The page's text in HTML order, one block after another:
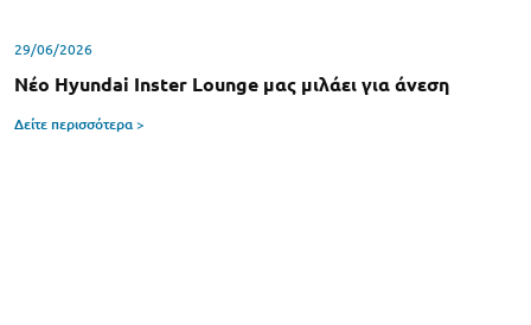
29/06/2026
Νέο Hyundai Inster Lounge μας μιλάει για άνεση
Δείτε περισσότερα >